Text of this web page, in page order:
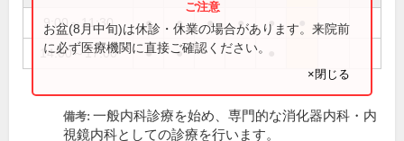
9:00～11:30 ● ● ● ● ●
14:00～17:00 ● ●
お盆(8月中旬)は休診・休業の場合があります。来院前
に必ず医療機関に直接ご確認ください。
×閉じる
備考: 一般内科診療を始め、専門的な消化器内科・内
視鏡内科としての診療を行います。